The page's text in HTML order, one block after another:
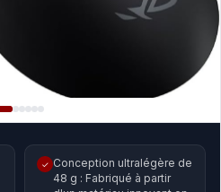
✓ Conception ultralégère de
48 g : Fabriqué à partir